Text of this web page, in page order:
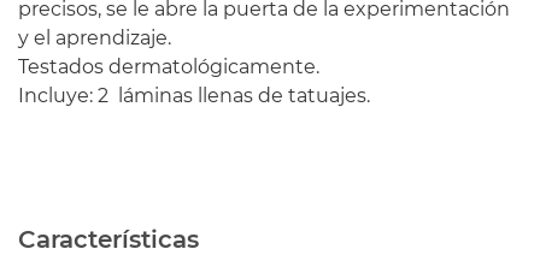
precisos, se le abre la puerta de la experimentación
y el aprendizaje.
Testados dermatológicamente.
Incluye: 2 láminas llenas de tatuajes.
Características